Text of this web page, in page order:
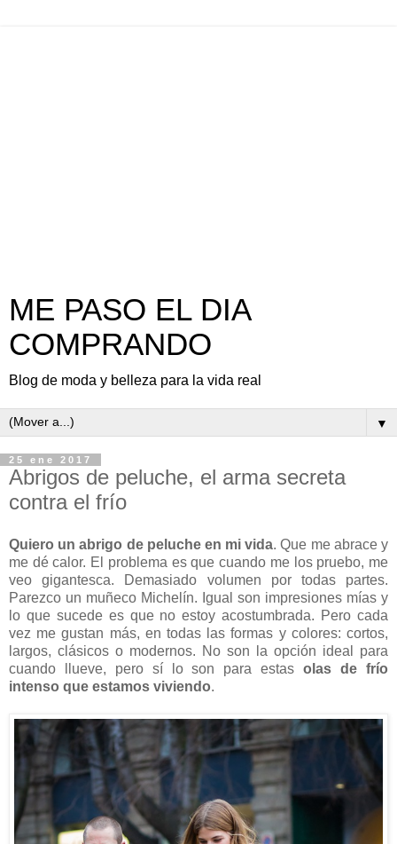
ME PASO EL DIA
COMPRANDO
Blog de moda y belleza para la vida real
▼
25 ene 2017
Abrigos de peluche, el arma secreta
contra el frío
Quiero un abrigo de peluche en mi vida. Que me abrace y
me dé calor. El problema es que cuando me los pruebo, me
veo gigantesca. Demasiado volumen por todas partes.
Parezco un muñeco Michelín. Igual son impresiones mías y
lo que sucede es que no estoy acostumbrada. Pero cada
vez me gustan más, en todas las formas y colores: cortos,
largos, clásicos o modernos. No son la opción ideal para
cuando llueve, pero sí lo son para estasolas de frío
intenso que estamos viviendo.